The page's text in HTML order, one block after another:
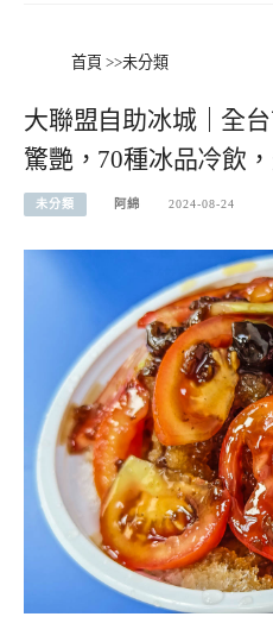
首頁 >>未分類
大聯盟自助冰城｜全
驚艷，70種冰品冷飲
未分類 阿綿 2024-08-24